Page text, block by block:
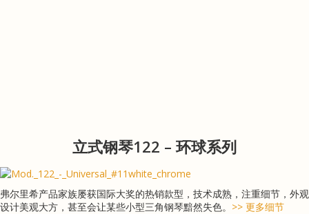
立式钢琴122 – 环球系列
弗尔里希产品家族屡获国际大奖的热销款型，技术成熟，注重细节，外观
设计美观大方，甚至会让某些小型三角钢琴黯然失色。 >> 更多细节